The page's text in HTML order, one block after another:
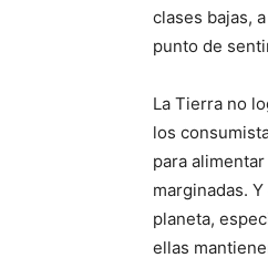
clases bajas,
punto de
La Tierra no
los
para
marginadas.
planeta,
ellas